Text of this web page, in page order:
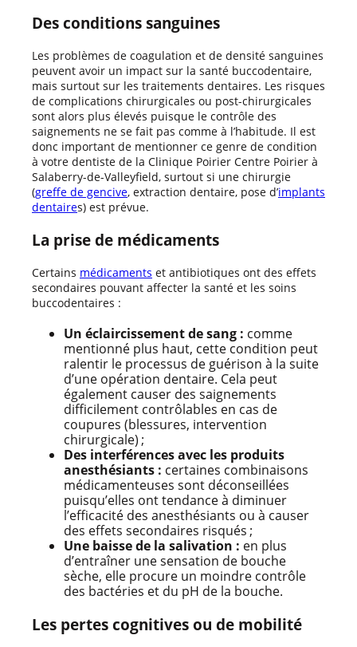
Des conditions sanguines
Les problèmes de coagulation et de densité sanguines
peuvent avoir un impact sur la santé buccodentaire,
mais surtout sur les traitements dentaires. Les risques
de complications chirurgicales ou post-chirurgicales
sont alors plus élevés puisque le contrôle des
saignements ne se fait pas comme à l’habitude. Il est
donc important de mentionner ce genre de condition
à votre dentiste de la Clinique Poirier Centre Poirier à
Salaberry-de-Valleyfield, surtout si une chirurgie
(greffe de gencive, extraction dentaire, pose d’implants
dentaires) est prévue.
La prise de médicaments
Certains médicaments et antibiotiques ont des effets
secondaires pouvant affecter la santé et les soins
buccodentaires :
Un éclaircissement de sang : comme
mentionné plus haut, cette condition peut
ralentir le processus de guérison à la suite
d’une opération dentaire. Cela peut
également causer des saignements
difficilement contrôlables en cas de
coupures (blessures, intervention
chirurgicale) ;
Des interférences avec les produits
anesthésiants : certaines combinaisons
médicamenteuses sont déconseillées
puisqu’elles ont tendance à diminuer
l’efficacité des anesthésiants ou à causer
des effets secondaires risqués ;
Une baisse de la salivation : en plus
d’entraîner une sensation de bouche
sèche, elle procure un moindre contrôle
des bactéries et du pH de la bouche.
Les pertes cognitives ou de mobilité